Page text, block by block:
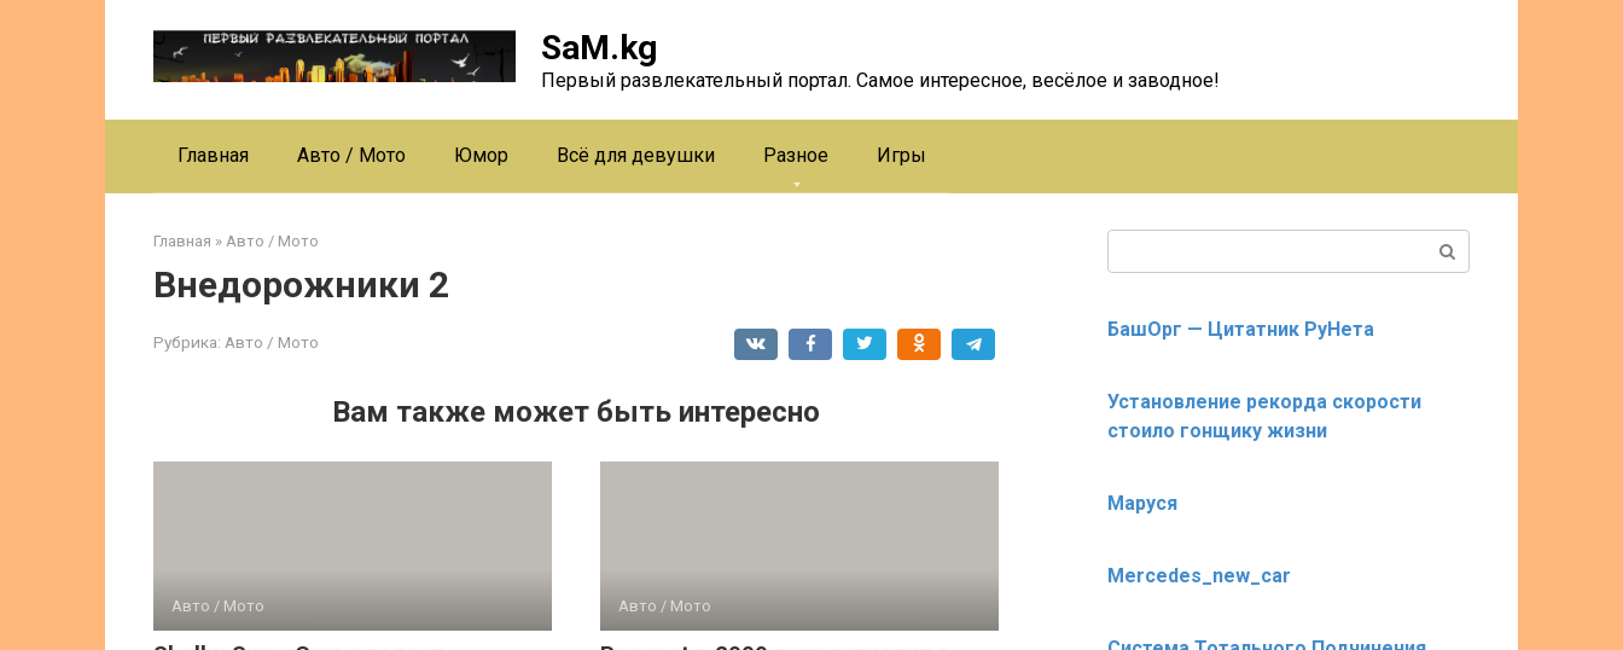
SaM.kg
Первый развлекательный портал. Самое интересное, весёлое и заводное!
Главная Авто / Мото Юмор Всё для девушки Разное Игры
Главная » Авто / Мото
Внедорожники 2
Рубрика: Авто / Мото
Вам также может быть интересно
Авто / Мото Авто / Мото
БашОрг — Цитатник РуНета
Установление рекорда скорости
стоило гонщику жизни
Маруся
Mercedes_new_car